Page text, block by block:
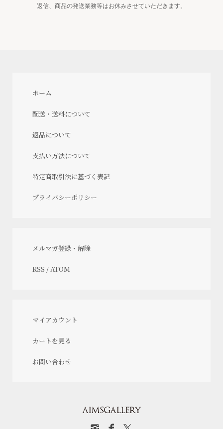
返信、商品の発送業務等はお休みさせていただきます。
ホーム
配送・送料について
返品について
支払い方法について
特定商取引法に基づく表記
プライバシーポリシー
メルマガ登録・解除
RSS / ATOM
マイアカウント
カートを見る
お問い合わせ